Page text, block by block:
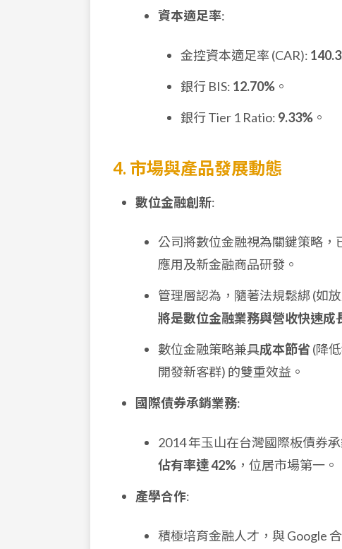
資本適足率:
金控資本適足率 (CAR):
銀行 BIS: 12.70% 。
銀行 Tier 1 Ratio: 9.33% 。
4. 市場與產品發展動態
數位金融創新:
公司將數位金融視為關鍵策略，
應用及新金融商品研發。
管理層認為，隨著法規鬆綁 (如
將是數位金融業務與營收快速成
數位金融策略兼具成本節省(降
開發新客群) 的雙重效益。
國際債券承銷業務:
2014 年玉山在台灣國際板債券
佔有率達 42% ，位居市場第一。
產學合作:
積極培育金融人才，與 Google